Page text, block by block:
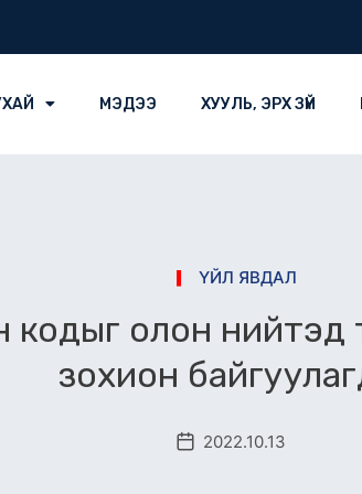
МЭДЭЭ ХУУЛЬ, ЭРХ ЗҮЙ
ҮЙЛ ЯВДАЛ
олон нийтэд
зохион
2022.10.13